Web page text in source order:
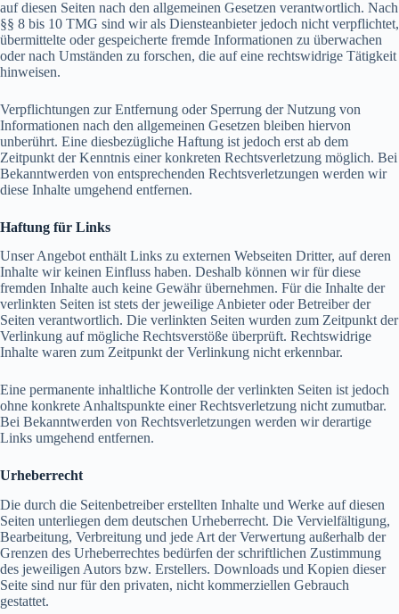
auf diesen Seiten nach den allgemeinen Gesetzen verantwortlich. Nach
§§ 8 bis 10 TMG sind wir als Diensteanbieter jedoch nicht verpflichtet,
übermittelte oder gespeicherte fremde Informationen zu überwachen
oder nach Umständen zu forschen, die auf eine rechtswidrige Tätigkeit
hinweisen.
Verpflichtungen zur Entfernung oder Sperrung der Nutzung von
Informationen nach den allgemeinen Gesetzen bleiben hiervon
unberührt. Eine diesbezügliche Haftung ist jedoch erst ab dem
Zeitpunkt der Kenntnis einer konkreten Rechtsverletzung möglich. Bei
Bekanntwerden von entsprechenden Rechtsverletzungen werden wir
diese Inhalte umgehend entfernen.
Haftung für Links
Unser Angebot enthält Links zu externen Webseiten Dritter, auf deren
Inhalte wir keinen Einfluss haben. Deshalb können wir für diese
fremden Inhalte auch keine Gewähr übernehmen. Für die Inhalte der
verlinkten Seiten ist stets der jeweilige Anbieter oder Betreiber der
Seiten verantwortlich. Die verlinkten Seiten wurden zum Zeitpunkt der
Verlinkung auf mögliche Rechtsverstöße überprüft. Rechtswidrige
Inhalte waren zum Zeitpunkt der Verlinkung nicht erkennbar.
Eine permanente inhaltliche Kontrolle der verlinkten Seiten ist jedoch
ohne konkrete Anhaltspunkte einer Rechtsverletzung nicht zumutbar.
Bei Bekanntwerden von Rechtsverletzungen werden wir derartige
Links umgehend entfernen.
Urheberrecht
Die durch die Seitenbetreiber erstellten Inhalte und Werke auf diesen
Seiten unterliegen dem deutschen Urheberrecht. Die Vervielfältigung,
Bearbeitung, Verbreitung und jede Art der Verwertung außerhalb der
Grenzen des Urheberrechtes bedürfen der schriftlichen Zustimmung
des jeweiligen Autors bzw. Erstellers. Downloads und Kopien dieser
Seite sind nur für den privaten, nicht kommerziellen Gebrauch
gestattet.